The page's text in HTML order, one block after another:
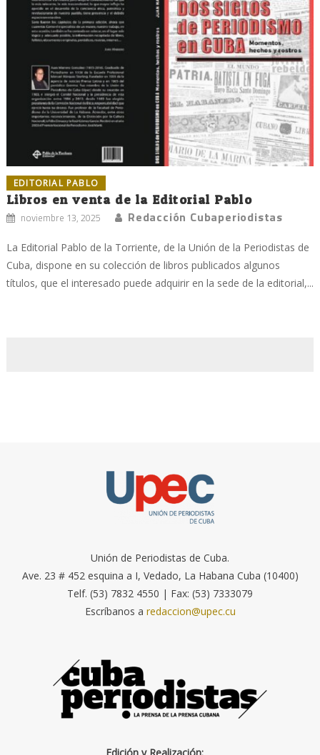
EDITORIAL PABLO
Libros en venta de la Editorial Pablo
noviembre 13, 2025 Redacción Cubaperiodistas
La Editorial Pablo de la Torriente, de la Unión de la Periodistas de
Cuba, dispone en su colección de libros publicados algunos
títulos, que el interesado puede adquirir en la sede de la editorial,...
Unión de Periodistas de Cuba.
Ave. 23 # 452 esquina a I, Vedado, La Habana Cuba (10400)
Telf. (53) 7832 4550 | Fax: (53) 7333079
Escríbanos a redaccion@upec.cu